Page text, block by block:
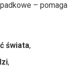
– pomaga
świata,
,